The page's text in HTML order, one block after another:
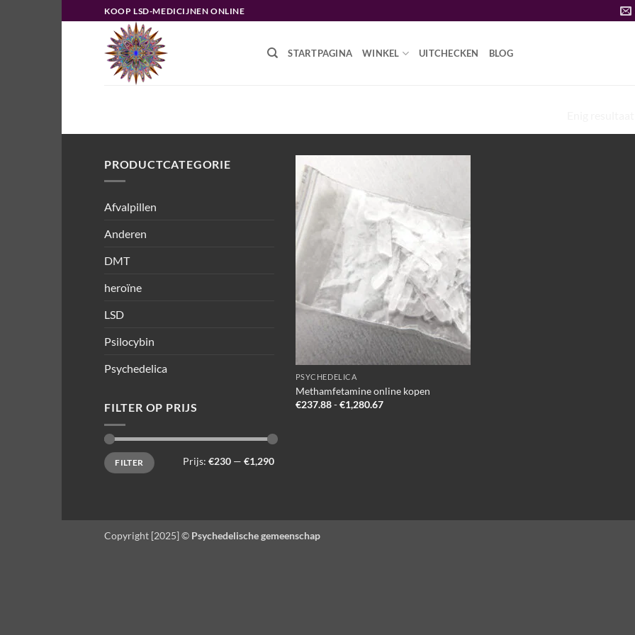
naar
KOOP LSD-MEDICIJNEN ONLINE
STARTPAGINA WINKEL UITCHECKEN BLOG
PRODUCTCATEGORIE
Afvalpillen
Anderen
DMT
heroïne
LSD
Psilocybin
Psychedelica
FILTER OP PRIJS
Min.
prijs
Max.
prijsFILTER Prijs: €230 — €1,290
PSYCHEDELICA
Methamfetamine online kopen
€237.88-€1,280.67Prijsklasse:
Copyright [2025] © Psychedelische gemeenschap